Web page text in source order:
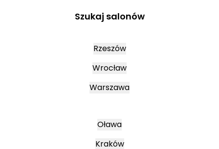
Szukaj salonów
Rzeszów
Wrocław
Warszawa
Oława
Kraków